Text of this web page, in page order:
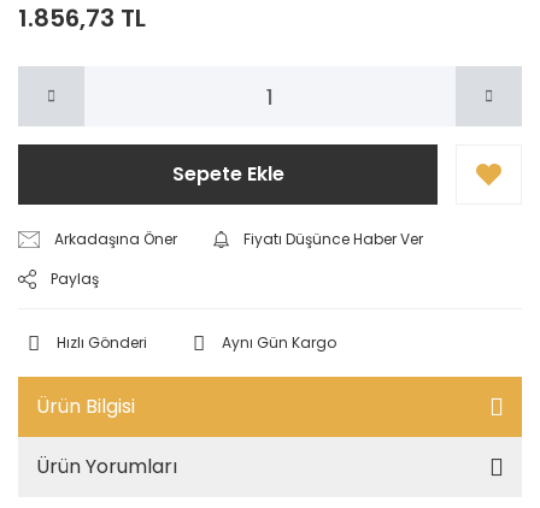
1.856,73 TL
Sepete Ekle
Arkadaşına Öner
Fiyatı Düşünce Haber Ver
Paylaş
Hızlı Gönderi Aynı Gün Kargo
Ürün Bilgisi
Ürün Yorumları